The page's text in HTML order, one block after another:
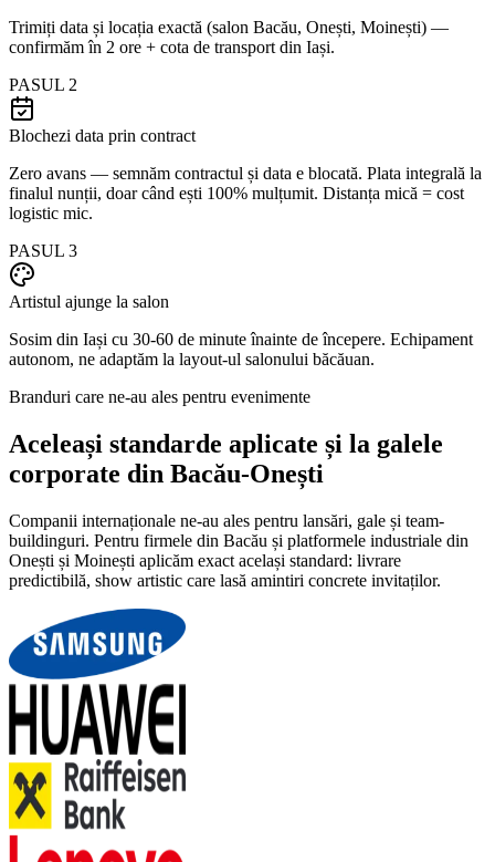
Trimiți data și locația exactă (salon Bacău, Onești, Moinești) —
confirmăm în 2 ore + cota de transport din Iași.
PASUL 2
Blochezi data prin contract
Zero avans — semnăm contractul și data e blocată. Plata integrală la
finalul nunții, doar când ești 100% mulțumit. Distanța mică = cost
logistic mic.
PASUL 3
Artistul ajunge la salon
Sosim din Iași cu 30-60 de minute înainte de începere. Echipament
autonom, ne adaptăm la layout-ul salonului băcăuan.
Branduri care ne-au ales pentru evenimente
Aceleași standarde aplicate și la galele
corporate din Bacău-Onești
Companii internaționale ne-au ales pentru lansări, gale și team-
buildinguri. Pentru firmele din Bacău și platformele industriale din
Onești și Moinești aplicăm exact același standard: livrare
predictibilă, show artistic care lasă amintiri concrete invitaților.